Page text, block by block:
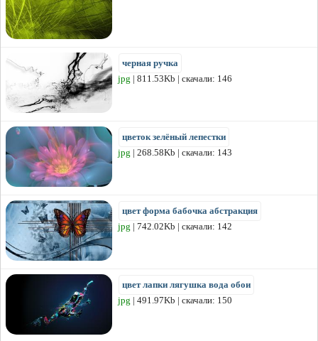
черная ручка
jpg | 811.53Kb | скачали: 146
цветок зелёный лепестки
jpg | 268.58Kb | скачали: 143
цвет форма бабочка абстракция
jpg | 742.02Kb | скачали: 142
цвет лапки лягушка вода обои
jpg | 491.97Kb | скачали: 150